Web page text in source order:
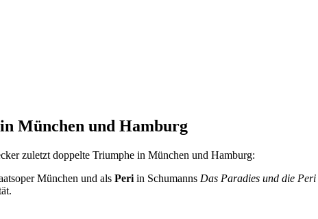
München und Hamburg
zuletzt doppelte Triumphe in München und Hamburg:
München und als Peri in Schumanns Das Paradies und die Peri